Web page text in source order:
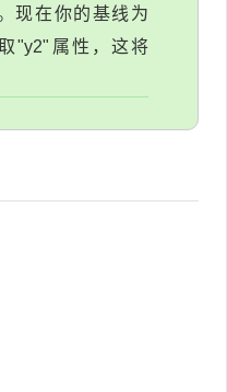
现在你的基线为
"y2"属性，这将